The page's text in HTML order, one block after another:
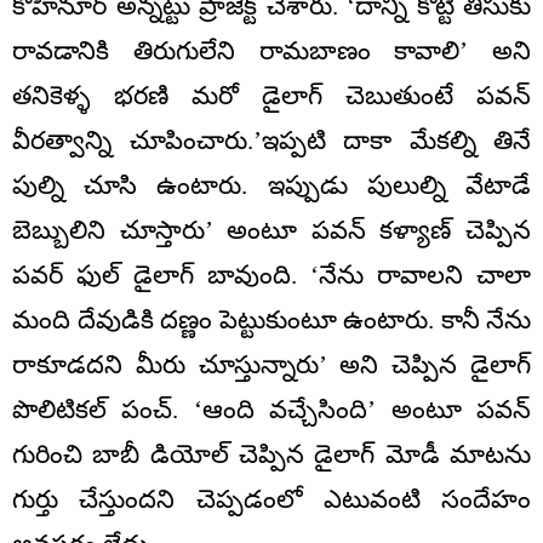
రావడానికి తిరుగులేని రామబాణం కావాలి’ అని
తనికెళ్ళ భరణి మరో డైలాగ్ చెబుతుంటే పవన్
వీరత్వాన్ని చూపించారు.’ఇప్పటి దాకా మేకల్ని తినే
పుల్ని చూసి ఉంటారు. ఇప్పుడు పులుల్ని వేటాడే
బెబ్బులిని చూస్తారు’ అంటూ పవన్ కళ్యాణ్ చెప్పిన
పవర్ ఫుల్ డైలాగ్ బావుంది. ‘నేను రావాలని చాలా
మంది దేవుడికి దణ్ణం పెట్టుకుంటూ ఉంటారు. కానీ నేను
రాకూడదని మీరు చూస్తున్నారు’ అని చెప్పిన డైలాగ్
పొలిటికల్ పంచ్. ‘ఆంది వచ్చేసింది’ అంటూ పవన్
గురించి బాబీ డియోల్ చెప్పిన డైలాగ్ మోడీ మాటను
గుర్తు చేస్తుందని చెప్పడంలో ఎటువంటి సందేహం